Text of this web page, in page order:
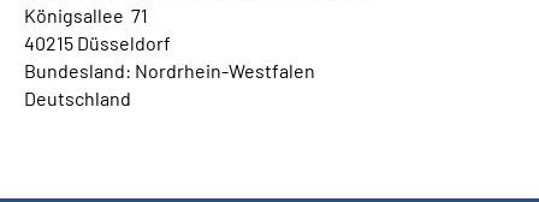
Königsallee 71
40215 Düsseldorf
Bundesland: Nordrhein-Westfalen
Deutschland